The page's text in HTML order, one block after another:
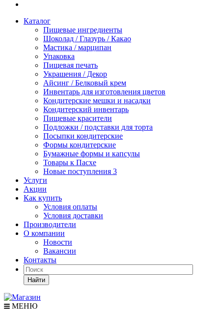
Каталог
Пищевые ингредиенты
Шоколад / Глазурь / Какао
Мастика / марципан
Упаковка
Пищевая печать
Украшения / Декор
Айсинг / Белковый крем
Инвентарь для изготовления цветов
Кондитерские мешки и насадки
Кондитерский инвентарь
Пищевые красители
Подложки / подставки для торта
Посыпки кондитерские
Формы кондитерские
Бумажные формы и капсулы
Товары к Пасхе
Новые поступления 3
Услуги
Акции
Как купить
Условия оплаты
Условия доставки
Производители
О компании
Новости
Вакансии
Контакты
Найти
МЕНЮ